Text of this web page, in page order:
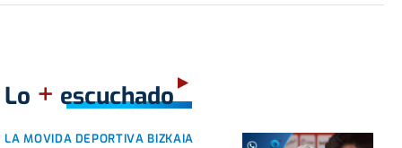
Lo + escuchado
LA MOVIDA DEPORTIVA BIZKAIA